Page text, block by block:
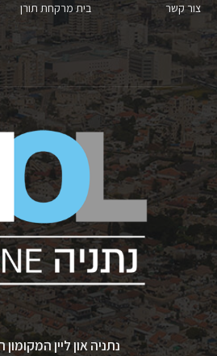
צור קשר
בית מרקחת תורן
נתניה און ליין המקומון